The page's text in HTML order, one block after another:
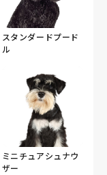
スタンダードプード
ル
ミニチュアシュナウ
ザー